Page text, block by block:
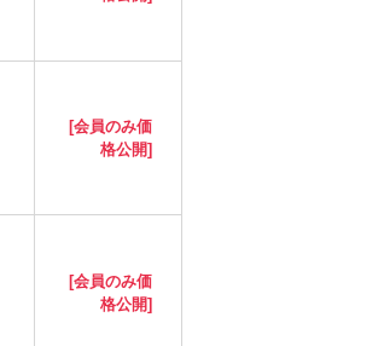
[会員のみ価
格公開]
[会員のみ価
格公開]